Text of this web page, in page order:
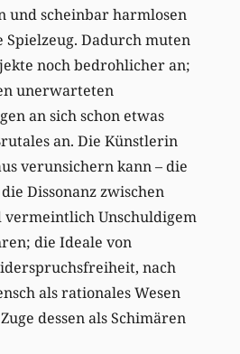
und scheinbar harmlosen
Spielzeug. Dadurch muten
noch bedrohlicher an;
unerwarteten
an sich schon etwas
an. Die Künstlerin
verunsichern kann – die
Dissonanz zwischen
vermeintlich Unschuldigem
die Ideale von
nach
als rationales Wesen
dessen als Schimären